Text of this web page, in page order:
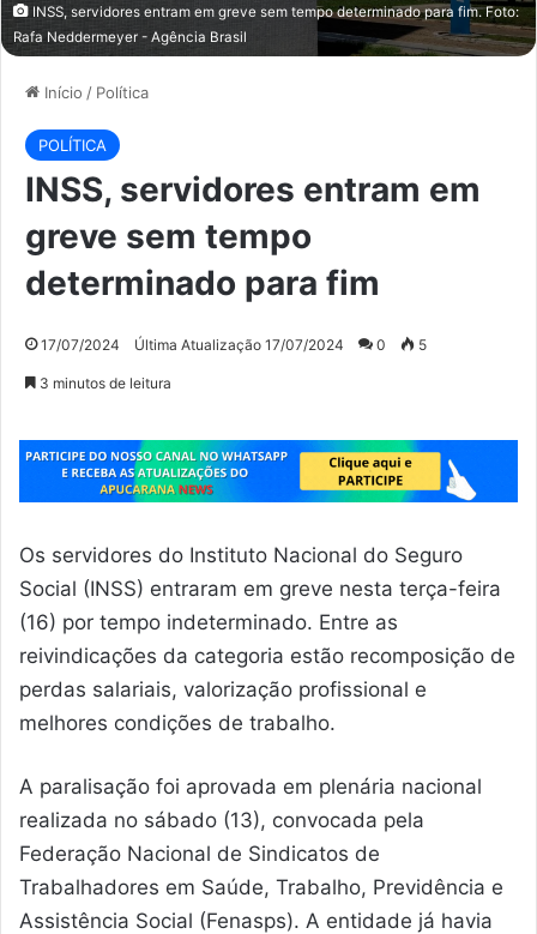
INSS, servidores entram em greve sem tempo determinado para fim. Foto:
Rafa Neddermeyer - Agência Brasil
Início / Política
POLÍTICA
INSS, servidores entram em
greve sem tempo
determinado para fim
17/07/2024 Última Atualização 17/07/2024 0 5
3 minutos de leitura
Os servidores do Instituto Nacional do Seguro
Social (INSS) entraram em greve nesta terça-feira
(16) por tempo indeterminado. Entre as
reivindicações da categoria estão recomposição de
perdas salariais, valorização profissional e
melhores condições de trabalho.
A paralisação foi aprovada em plenária nacional
realizada no sábado (13), convocada pela
Federação Nacional de Sindicatos de
Trabalhadores em Saúde, Trabalho, Previdência e
Assistência Social (Fenasps). A entidade já havia